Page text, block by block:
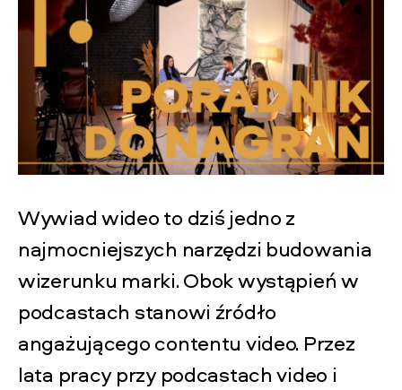
Wywiad wideo to dziś jedno z
najmocniejszych narzędzi budowania
wizerunku marki. Obok wystąpień w
podcastach stanowi źródło
angażującego contentu video. Przez
lata pracy przy podcastach video i